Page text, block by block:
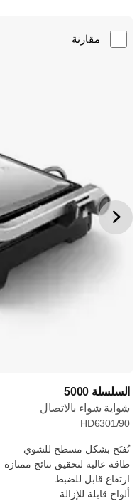
مقارنة
السلسلة 5000
شواية شواء بالاتصال
HD6301/90
تُفتَح بشكل مسطح للشوي
طاقة عالية لتحقيق نتائج ممتازة
ارتفاع قابل للضبط
ألواح قابلة للإزالة